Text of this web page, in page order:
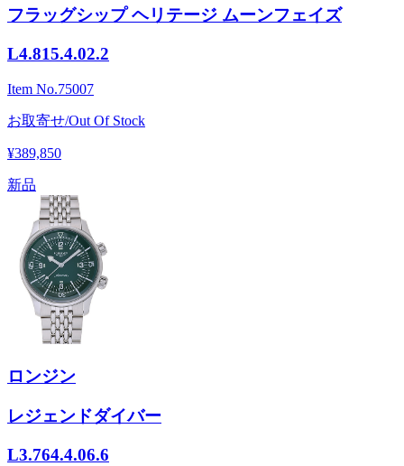
フラッグシップ ヘリテージ ムーンフェイズ
L4.815.4.02.2
Item No.75007
お取寄せ/Out Of Stock
¥389,850
新品
ロンジン
レジェンドダイバー
L3.764.4.06.6